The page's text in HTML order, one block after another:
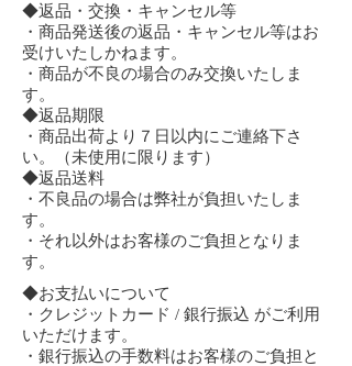
◆返品・交換・キャンセル等
・商品発送後の返品・キャンセル等はお
受けいたしかねます。
・商品が不良の場合のみ交換いたしま
す。
◆返品期限
・商品出荷より７日以内にご連絡下さ
い。（未使用に限ります）
◆返品送料
・不良品の場合は弊社が負担いたしま
す。
・それ以外はお客様のご負担となりま
す。
◆お支払いについて
・クレジットカード / 銀行振込 がご利用
いただけます。
・銀行振込の手数料はお客様のご負担と